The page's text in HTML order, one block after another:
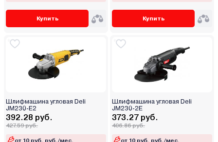
Купить Купить
Шлифмашина угловая Deli
JM230-E2
392.28 руб.
427.59 руб.
от 10 руб. руб./мес.
Шлифмашина угловая Deli
JM230-2E
373.27 руб.
406.86 руб.
от 10 руб. руб./мес.